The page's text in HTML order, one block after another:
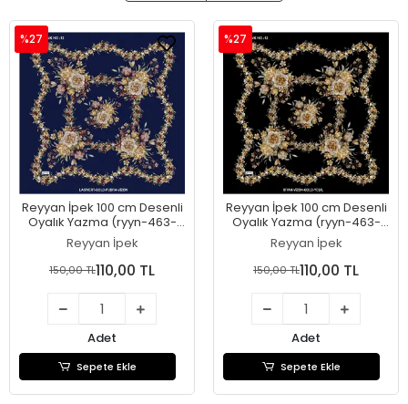
Reyyan İpek 100 cm Desenli
Oyalık Yazma (ryyn-463-
07)
Reyyan İpek
%27
150,00 TL110,00 TL
Adet
Sepete Ekle
Reyyan İpek 100 cm Desenli
Oyalık Yazma (ryyn-463-
06)
Reyyan İpek
%27
150,00 TL110,00 TL
Adet
Sepete Ekle